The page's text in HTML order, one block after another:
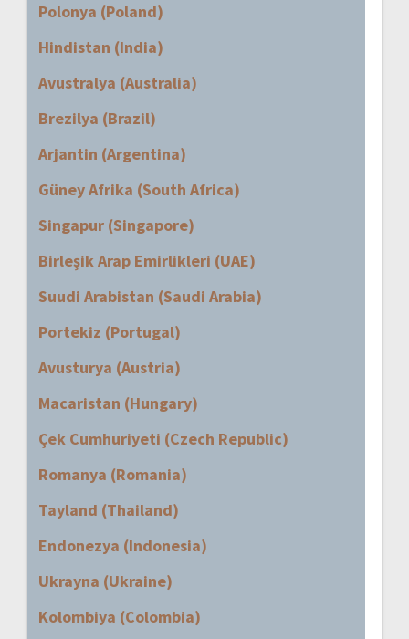
Polonya (Poland)
Hindistan (India)
Avustralya (Australia)
Brezilya (Brazil)
Arjantin (Argentina)
Güney Afrika (South Africa)
Singapur (Singapore)
Birleşik Arap Emirlikleri (UAE)
Suudi Arabistan (Saudi Arabia)
Portekiz (Portugal)
Avusturya (Austria)
Macaristan (Hungary)
Çek Cumhuriyeti (Czech Republic)
Romanya (Romania)
Tayland (Thailand)
Endonezya (Indonesia)
Ukrayna (Ukraine)
Kolombiya (Colombia)